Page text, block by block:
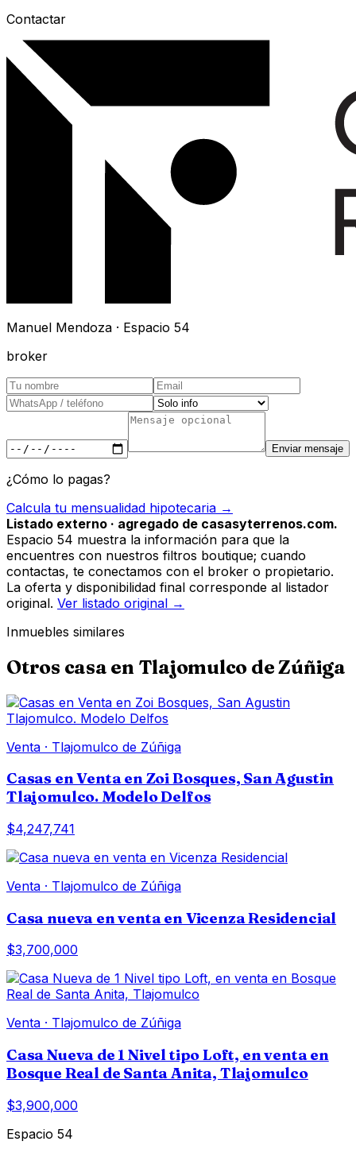
Contactar
Manuel Mendoza · Espacio 54
broker
Enviar mensaje
¿Cómo lo pagas?
Calcula tu mensualidad hipotecaria →
Listado externo · agregado de casasyterrenos.com.
Espacio 54 muestra la información para que la
encuentres con nuestros filtros boutique; cuando
contactas, te conectamos con el broker o propietario.
La oferta y disponibilidad final corresponde al listador
original. Ver listado original →
Inmuebles similares
Otros casa en Tlajomulco de Zúñiga
Venta · Tlajomulco de Zúñiga
Casas en Venta en Zoi Bosques, San Agustin
Tlajomulco. Modelo Delfos
$4,247,741
Venta · Tlajomulco de Zúñiga
Casa nueva en venta en Vicenza Residencial
$3,700,000
Venta · Tlajomulco de Zúñiga
Casa Nueva de 1 Nivel tipo Loft, en venta en
Bosque Real de Santa Anita, Tlajomulco
$3,900,000
Espacio 54